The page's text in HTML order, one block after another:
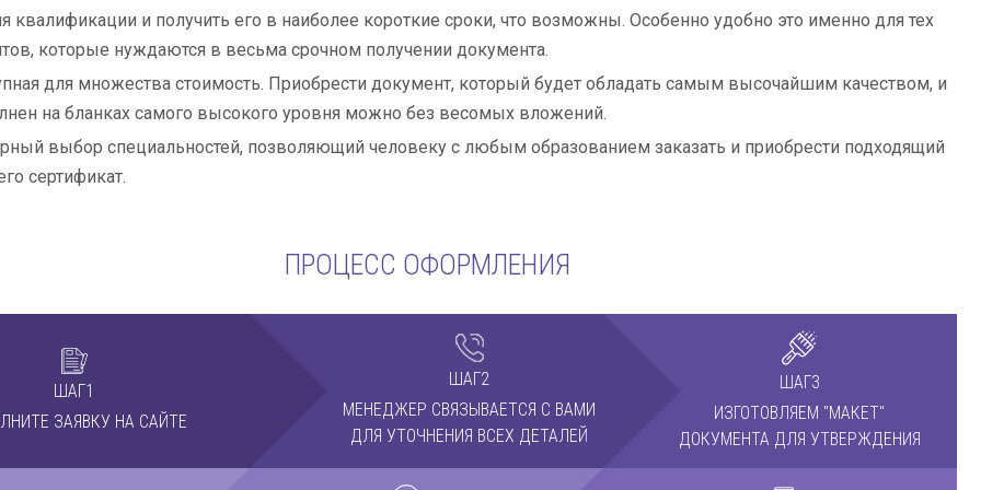
квалификации и получить его в наиболее короткие сроки, что возможны. Особенно удобно это именно для тех
которые нуждаются в весьма срочном получении документа.
для множества стоимость. Приобрести документ, который будет обладать самым высочайшим качеством, и
на бланках самого высокого уровня можно без весомых вложений.
выбор специальностей, позволяющий человеку с любым образованием заказать и приобрести подходящий
сертификат.
ПРОЦЕСС ОФОРМЛЕНИЯ
ШАГ1
ЗАЯВКУ НА САЙТЕ
ШАГ2
МЕНЕДЖЕР СВЯЗЫВАЕТСЯ С ВАМИ
ДЛЯ УТОЧНЕНИЯ ВСЕХ ДЕТАЛЕЙ
ШАГ3
ИЗГОТОВЛЯЕМ "МАКЕТ"
ДОКУМЕНТА ДЛЯ УТВЕРЖДЕНИЯ